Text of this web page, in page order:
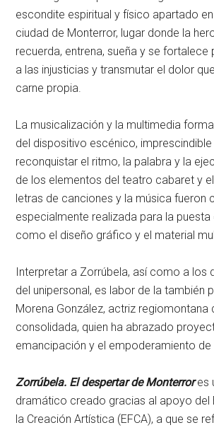
escondite espiritual y físico apartado
ciudad de Monterror, lugar donde la
recuerda, entrena, sueña y se fortalece
a las injusticias y transmutar el dolor
carne propia.
La musicalización y la multimedia
del dispositivo escénico,
reconquistar el ritmo, la palabra y la
de los elementos del teatro cabaret y
letras de canciones y la música fueron
especialmente realizada para la puesta
como el diseño gráfico y el material
Interpretar a Zorrúbela, así como a los
del unipersonal, es labor de la también
Morena González, actriz regiomontana
consolidada, quien ha abrazado
emancipación y el empoderamiento de
Zorrúbela. El despertar de Monterrores
dramático creado gracias al apoyo del
la Creación Artística (EFCA), a que se